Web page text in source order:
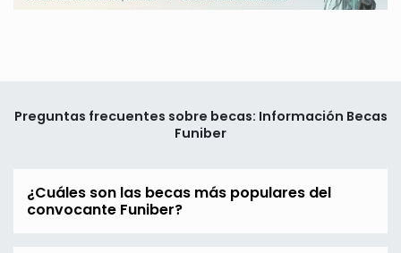
Preguntas frecuentes sobre becas: Información Becas
Funiber
¿Cuáles son las becas más populares del
convocante Funiber?